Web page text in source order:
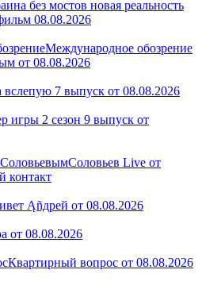
без мостов новая реальность
08.08.2026
Международное обозрение
от 08.08.2026
вслепую 7 выпуск от 08.08.2026
игры 2 сезон 9 выпуск от
Соловьев Live от
контакт
Ąñдpей от 08.08.2026
от 08.08.2026
Квартирный вопрос от 08.08.2026